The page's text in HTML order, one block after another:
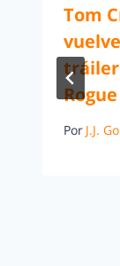
Tom
tráiler
Por J.J.